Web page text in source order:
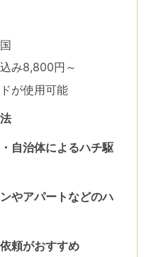
み8,800円～
が使用可能
自治体によるハチ駆
やアパートなどのハ
頼がおすすめ